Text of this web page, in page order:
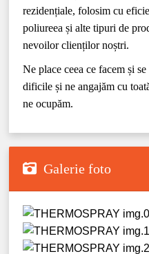
rezidențiale, folosim cu
poliureea și alte tipuri de
nevoilor clienților noștri.
Ne place ceea ce facem și
dificile și ne angajăm cu
ne ocupăm.
Galerie foto